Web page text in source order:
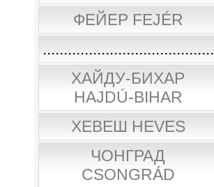
ФЕЙЕР FEJÉR
.........................................
ХАЙДУ-БИХАР
HAJDÚ-BIHAR
ХЕВЕШ HEVES
ЧОНГРАД
CSONGRÁD